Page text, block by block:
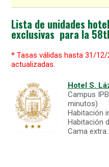
Lista de unidades
exclusivas para la
* Tasas válidas hasta 31/12/
actualizadas.
Hotel S.
Campus
minutos)
Habitación
Habitación
Cama